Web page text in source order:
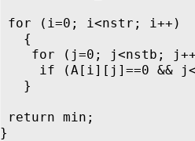
for (i=0; i<nstr; i++)
{
for (j=0; j<nstb;
if (A[i][j]==0 &&
}
return min;
}